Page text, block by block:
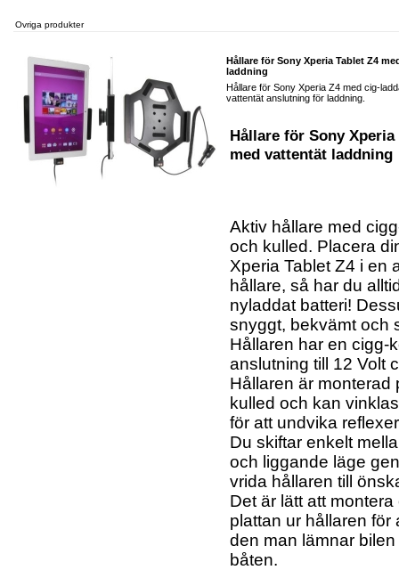
Ovriga produkter
Hållare för Sony Xperia Tablet Z4
laddning
Hållare för Sony Xperia Z4 med cig-
vattentät anslutning för laddning.
Hållare för Sony Xperia
med vattentät laddning
Aktiv hållare med
och kulled. Placera
Xperia Tablet Z4 i en
hållare, så har du
nyladdat batteri!
snyggt, bekvämt och
Hållaren har en cigg-
anslutning till 12 Volt
Hållaren är monterad
kulled och kan
för att undvika
Du skiftar enkelt
och liggande läge
vrida hållaren till
Det är lätt att montera
plattan ur hållaren för
den man lämnar bilen
båten.